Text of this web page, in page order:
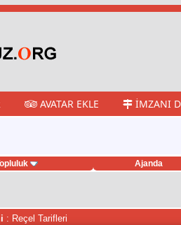
AVATAR EKLE İMZANI
Ajanda
: Reçel Tarifleri